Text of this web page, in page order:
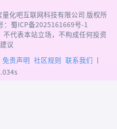
量化吧互联网科技有限公司 版权所
蜀ICP备2025161669号-1
代表本站立场，不构成任何投资
建议
免责声明 社区规则 联系我们 丨